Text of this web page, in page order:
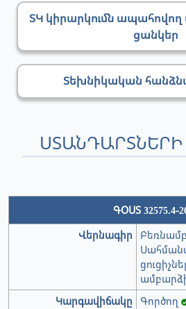
ՏԿ կիրարկումն
ցանկեր
Տեխնիկական
ԳՕՍՏ 32575.4-
Վերնագիր
Կարգավիճակը
Գործող